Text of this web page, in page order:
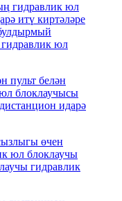
юл
идарә
гидравлик